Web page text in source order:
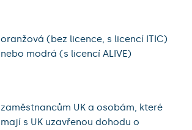
oranžová (bez licence, s licencí ITIC)
nebo modrá (s licencí ALIVE)
zaměstnancům UK a osobám, které
mají s UK uzavřenou dohodu o